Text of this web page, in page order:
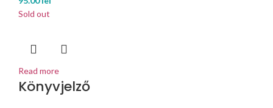
Sold out
Read more
Könyvjelző